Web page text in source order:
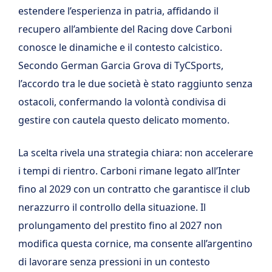
estendere l’esperienza in patria, affidando il
recupero all’ambiente del Racing dove Carboni
conosce le dinamiche e il contesto calcistico.
Secondo German Garcia Grova di TyCSports,
l’accordo tra le due società è stato raggiunto senza
ostacoli, confermando la volontà condivisa di
gestire con cautela questo delicato momento.
La scelta rivela una strategia chiara: non accelerare
i tempi di rientro. Carboni rimane legato all’Inter
fino al 2029 con un contratto che garantisce il club
nerazzurro il controllo della situazione. Il
prolungamento del prestito fino al 2027 non
modifica questa cornice, ma consente all’argentino
di lavorare senza pressioni in un contesto